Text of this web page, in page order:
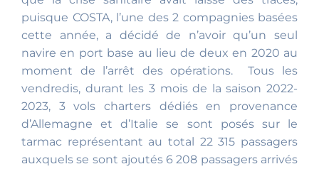
puisque COSTA, l’une des 2 compagnies basées
cette année, a décidé de n’avoir qu’un seul
navire en port base au lieu de deux en 2020 au
moment de l’arrêt des opérations. Tous les
vendredis, durant les 3 mois de la saison 2022-
2023, 3 vols charters dédiés en provenance
d’Allemagne et d’Italie se sont posés sur le
tarmac représentant au total 22 315 passagers
auxquels se sont ajoutés 6 208 passagers arrivés